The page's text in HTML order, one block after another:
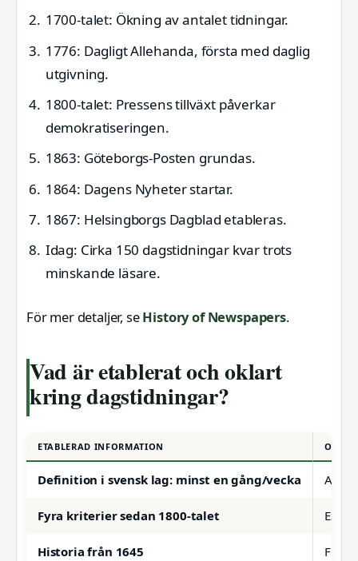
1700-talet: Ökning av antalet tidningar.
1776: Dagligt Allehanda, första med daglig
utgivning.
1800-talet: Pressens tillväxt påverkar
demokratiseringen.
1863: Göteborgs-Posten grundas.
1864: Dagens Nyheter startar.
1867: Helsingborgs Dagblad etableras.
Idag: Cirka 150 dagstidningar kvar trots
minskande läsare.
För mer detaljer, seHistory of Newspapers.
Vad är etablerat och oklart
kring dagstidningar?
ETABLERAD INFORMATION
Definition i svensk lag: minst en gång/vecka
Fyra kriterier sedan 1800-talet
Historia från 1645